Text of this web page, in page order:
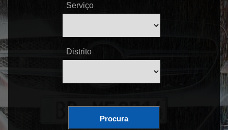
Serviço
Distrito
Procura